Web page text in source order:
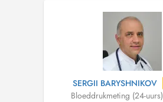
SERGII BARYSHNIKOV
Bloeddrukmeting (24-uurs)